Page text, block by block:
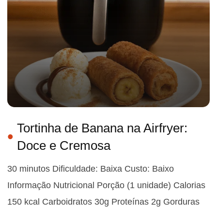
Tortinha de Banana na Airfryer:
Doce e Cremosa
30 minutos Dificuldade: Baixa Custo: Baixo
Informação Nutricional Porção (1 unidade) Calorias
150 kcal Carboidratos 30g Proteínas 2g Gorduras